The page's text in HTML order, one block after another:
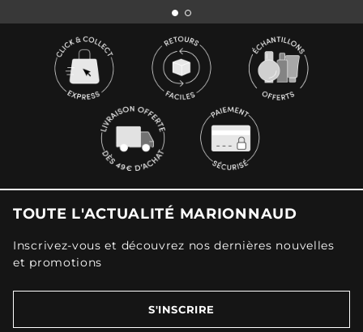
TOUTE L'ACTUALITÉ MARIONNAUD
Inscrivez-vous et découvrez nos dernières nouvelles
et promotions
S'INSCRIRE